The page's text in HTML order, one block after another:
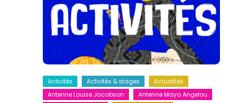
Activités Activités & stages
Actualités
Antenne Louise Jacobson
Antenne Maya Angelou